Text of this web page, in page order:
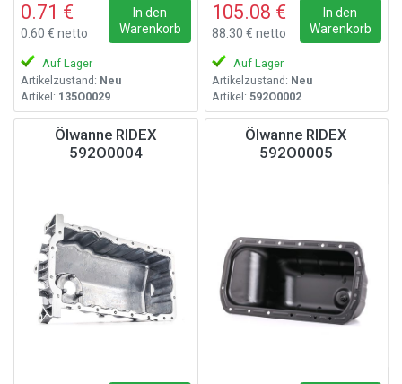
0.71 €
0.60 € netto
In den
Warenkorb
Auf Lager
Artikelzustand: Neu
Artikel: 135O0029
105.08 €
88.30 € netto
In den
Warenkorb
Auf Lager
Artikelzustand: Neu
Artikel: 592O0002
Ölwanne RIDEX
592O0004
Ölwanne RIDEX
592O0005